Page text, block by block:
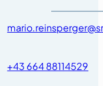
+43 664 88114529